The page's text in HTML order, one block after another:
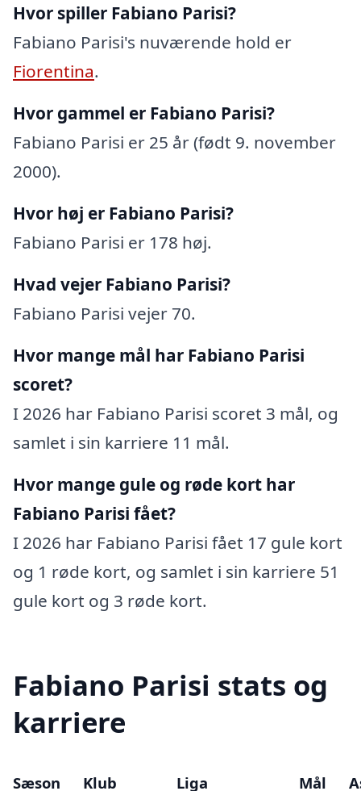
Hvor spiller Fabiano Parisi?
Fabiano Parisi's nuværende hold er
Fiorentina.
Hvor gammel er Fabiano Parisi?
Fabiano Parisi er 25 år (født 9. november
2000).
Hvor høj er Fabiano Parisi?
Fabiano Parisi er 178 høj.
Hvad vejer Fabiano Parisi?
Fabiano Parisi vejer 70.
Hvor mange mål har Fabiano Parisi
scoret?
I 2026 har Fabiano Parisi scoret 3 mål, og
samlet i sin karriere 11 mål.
Hvor mange gule og røde kort har
Fabiano Parisi fået?
I 2026 har Fabiano Parisi fået 17 gule kort
og 1 røde kort, og samlet i sin karriere 51
gule kort og 3 røde kort.
Fabiano Parisi stats og
karriere
Sæson Klub Liga Mål